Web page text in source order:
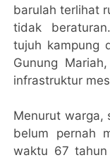
barulah terlihat
tidak
tujuh kampung
Gunung
infrastruktur
Menurut warga,
belum pernah
waktu 67